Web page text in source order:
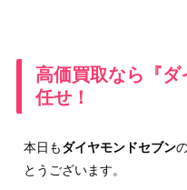
高価買取なら『
任せ！
本日もダイヤモンドセブン
とうございます。